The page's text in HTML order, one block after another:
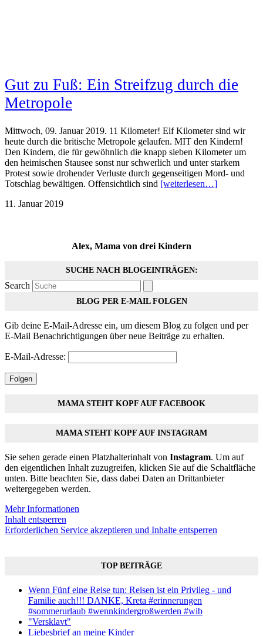
Gut zu Fuß: Ein Streifzug durch die
Metropole
Mittwoch, 09. Januar 2019. 11 Kilometer! Elf Kilometer sind wir
heute durch die britische Metropole gelaufen. MIT den Kindern!
Den Kindern, die für gewöhnlich die knapp sieben Kilometer um
den heimischen Stausee sonst nur schwerlich und unter starkem
Protest sowie drohender Verluste durch gegenseitigen Mord- und
Totschlag bewältigen. Offensichtlich sind [weiterlesen…]
11. Januar 2019
Alex, Mama von drei Kindern
SUCHE NACH BLOGEINTRÄGEN:
Search
BLOG PER E-MAIL FOLGEN
Gib deine E-Mail-Adresse ein, um diesem Blog zu folgen und per
E-Mail Benachrichtigungen über neue Beiträge zu erhalten.
E-Mail-Adresse:
Folgen
MAMA STEHT KOPF AUF FACEBOOK
MAMA STEHT KOPF AUF INSTAGRAM
Sie sehen gerade einen Platzhalterinhalt von Instagram. Um auf
den eigentlichen Inhalt zuzugreifen, klicken Sie auf die Schaltfläche
unten. Bitte beachten Sie, dass dabei Daten an Drittanbieter
weitergegeben werden.
Mehr Informationen
Inhalt entsperren
Erforderlichen Service akzeptieren und Inhalte entsperren
TOP BEITRÄGE
Wenn Fünf eine Reise tun: Reisen ist ein Privileg - und
Familie auch!!! DANKE, Kreta #erinnerungen
#sommerurlaub #wennkindergroßwerden #wib
"Versklavt"
Liebesbrief an meine Kinder